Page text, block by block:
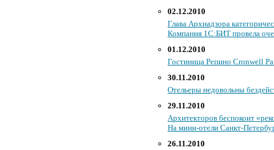
02.12.2010
Глава Архнадзора
Компания 1С:БИТ провела
01.12.2010
Гостиница Репино Cronwell
30.11.2010
Отельеры недовольны
29.11.2010
Архитекторов беспокоит
На мини-отели Санкт-
26.11.2010